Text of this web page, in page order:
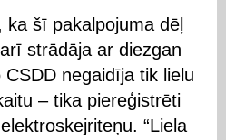
šī pakalpojuma dēļ
strādāja ar diezgan
negaidīja tik lielu
– tika piereģistrēti
“Liela